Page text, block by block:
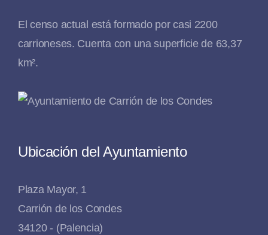
El censo actual está formado por casi 2200
carrioneses. Cuenta con una superficie de 63,37
km².
Ubicación del Ayuntamiento
Plaza Mayor, 1
Carrión de los Condes
34120 - (Palencia)